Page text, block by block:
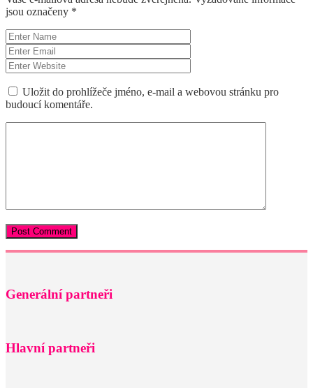
jsou označeny *
Uložit do prohlížeče jméno, e-mail a webovou stránku pro
budoucí komentáře.
Generální partneři
Hlavní partneři